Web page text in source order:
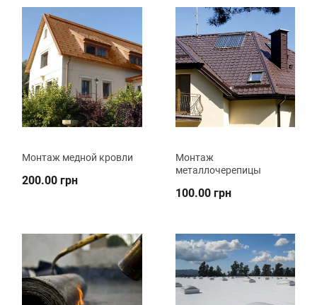
Монтаж медной кровли
200.00 грн
Монтаж
металлочерепицы
100.00 грн